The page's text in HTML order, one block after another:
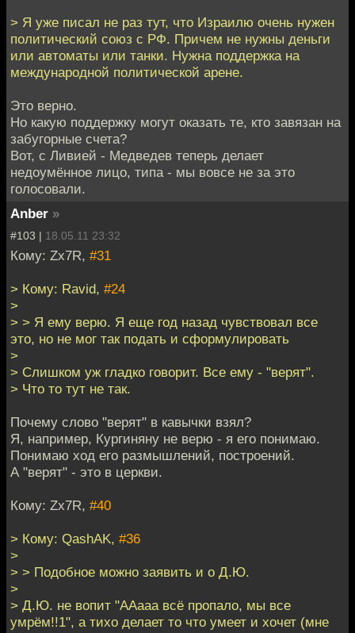
> Я уже писал не раз тут, что Израилю очень нужен
политический союз с РФ. Причем не нужны деньги
или автоматы или танки. Нужна поддержка на
международной политической арене.
Это верно.
Но какую поддержку могут оказать те, кто завязан на
забугорные счета?
Вот, с Ливией - Медведев теперь делает
недоумённое лицо, типа - мы вовсе не за это
голосовали.
Anber »
#103 | 18.05.11 23:32
Кому: Zx7R, #31
> Кому: Ravid, #24
>
> > Я ему верю. Я еще год назад чувствовал все
это, но не мог так подать и сформулировать
>
> Слишком уж гладко говорит. Все ему - "верят".
> Что то тут не так.
Почему слово "верят" в кавычки взял?
Я, например, Кургиняну не верю - я его понимаю.
Понимаю ход его размышлений, построений.
А "верят" - это в церкви.
Кому: Zx7R, #40
> Кому: QashAK, #36
>
> > Подобное можно заявить и о Д.Ю.
>
> Д.Ю. не вопит "ААааа всё пропало, мы все
умрём!!1", а тихо делает то что умеет и хочет (мне